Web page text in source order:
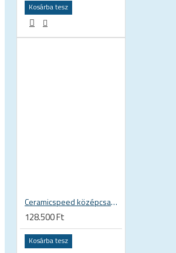
Kosárba tesz
Ceramicspeed középcsapágy BB Alpha BB86 41 x 86 mm SRAM DUB 29 28.99 mm tengelyhez országúti 115420
128.500 Ft
Kosárba tesz